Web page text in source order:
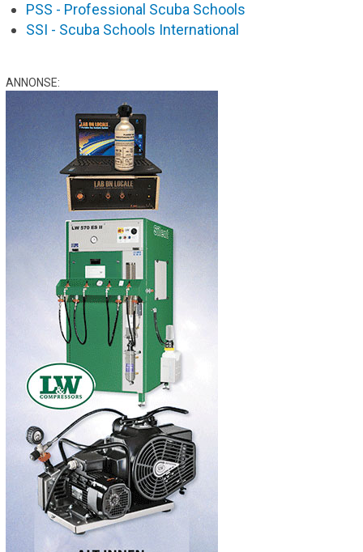
PSS - Professional Scuba Schools
SSI - Scuba Schools International
ANNONSE: